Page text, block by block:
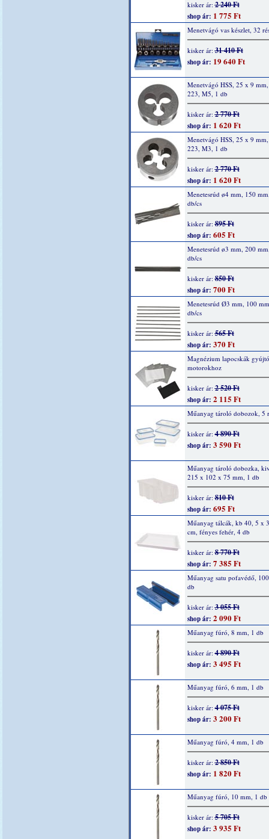
kisker ár:2 240 Ft
shop ár: 1 775 Ft
Menetvágó vas készlet, 32
kisker ár:31 410 Ft
shop ár: 19 640 Ft
Menetvágó HSS, 25 x 9
223, M5, 1 db
kisker ár:2 770 Ft
shop ár: 1 620 Ft
Menetvágó HSS, 25 x 9
223, M3, 1 db
kisker ár:2 770 Ft
shop ár: 1 620 Ft
Menetesrúd ø4 mm, 150
db/cs
kisker ár:895 Ft
shop ár: 605 Ft
Menetesrúd ø3 mm, 200
db/cs
kisker ár:850 Ft
shop ár: 700 Ft
Menetesrúd Ø3 mm, 100
db/cs
kisker ár:565 Ft
shop ár: 370 Ft
Magnézium lapocskák
motorokhoz
kisker ár:2 520 Ft
shop ár: 2 115 Ft
Műanyag tároló dobozok, 5
kisker ár:4 890 Ft
shop ár: 3 590 Ft
Műanyag tároló dobozka,
215 x 102 x 75 mm, 1 db
kisker ár:810 Ft
shop ár: 695 Ft
Műanyag tálcák, kb 40, 5 x
cm, fényes fehér, 4 db
kisker ár:8 770 Ft
shop ár: 7 385 Ft
Műanyag satu pofavédő,
db
kisker ár:3 055 Ft
shop ár: 2 090 Ft
Műanyag fúró, 8 mm, 1 db
kisker ár:4 890 Ft
shop ár: 3 495 Ft
Műanyag fúró, 6 mm, 1 db
kisker ár:4 075 Ft
shop ár: 3 200 Ft
Műanyag fúró, 4 mm, 1 db
kisker ár:2 850 Ft
shop ár: 1 820 Ft
Műanyag fúró, 10 mm, 1 db
kisker ár:5 705 Ft
shop ár: 3 935 Ft